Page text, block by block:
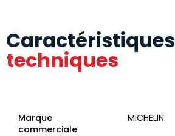
Caractéristiques
techniques
Marque
commerciale
MICHELIN